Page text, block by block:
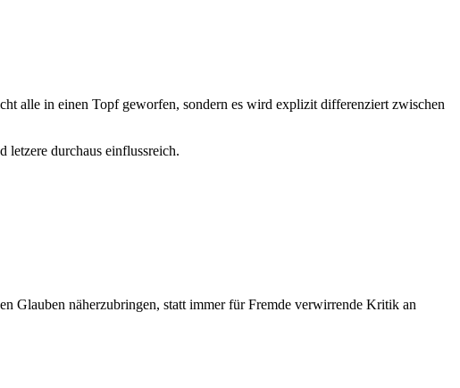
alle in einen Topf geworfen, sondern es wird explizit differenziert zwischen
letzere durchaus einflussreich.
Glauben näherzubringen, statt immer für Fremde verwirrende Kritik an